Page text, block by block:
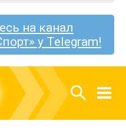
на канал
у Telegram!